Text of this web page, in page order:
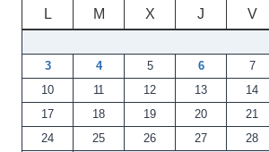
L M X J V
3
4 5 6 7
10
11 12 13 14
17
18 19 20 21
24
25 26 27 28